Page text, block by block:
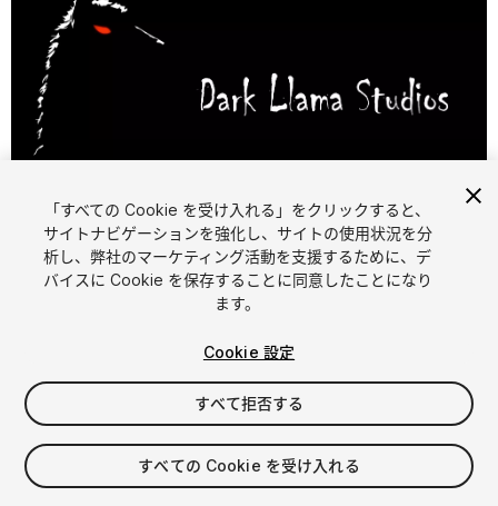
FREE
マイアセットに追加する
「すべての Cookie を受け入れる」をクリックすると、
サイトナビゲーションを強化し、サイトの使用状況を分
析し、弊社のマーケティング活動を支援するために、デ
バイスに Cookie を保存することに同意したことになり
ます。
Cookie 設定
すべて拒否する
すべての Cookie を受け入れる